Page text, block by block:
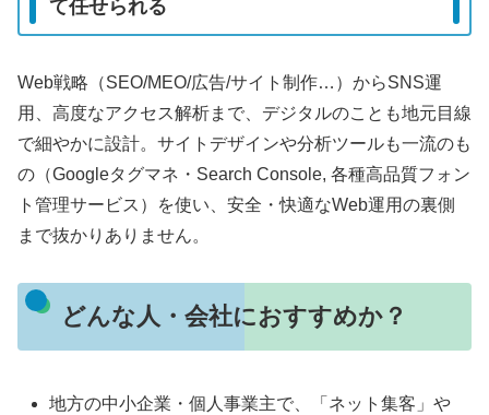
て任せられる
Web戦略（SEO/MEO/広告/サイト制作…）からSNS運
用、高度なアクセス解析まで、デジタルのことも地元目線
で細やかに設計。サイトデザインや分析ツールも一流のも
の（Googleタグマネ・Search Console, 各種高品質フォン
ト管理サービス）を使い、安全・快適なWeb運用の裏側
まで抜かりありません。
どんな人・会社におすすめか？
地方の中小企業・個人事業主で、「ネット集客」や